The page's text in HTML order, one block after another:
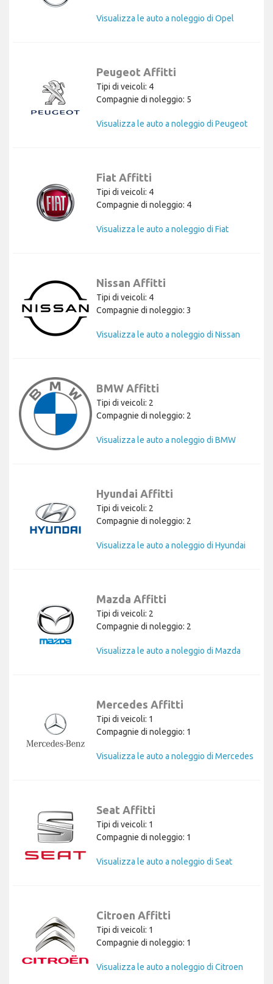
Visualizza le auto a noleggio di Opel
Peugeot Affitti
Tipi di veicoli: 4
Compagnie di noleggio: 5
Visualizza le auto a noleggio di Peugeot
Fiat Affitti
Tipi di veicoli: 4
Compagnie di noleggio: 4
Visualizza le auto a noleggio di Fiat
Nissan Affitti
Tipi di veicoli: 4
Compagnie di noleggio: 3
Visualizza le auto a noleggio di Nissan
BMW Affitti
Tipi di veicoli: 2
Compagnie di noleggio: 2
Visualizza le auto a noleggio di BMW
Hyundai Affitti
Tipi di veicoli: 2
Compagnie di noleggio: 2
Visualizza le auto a noleggio di Hyundai
Mazda Affitti
Tipi di veicoli: 2
Compagnie di noleggio: 2
Visualizza le auto a noleggio di Mazda
Mercedes Affitti
Tipi di veicoli: 1
Compagnie di noleggio: 1
Visualizza le auto a noleggio di Mercedes
Seat Affitti
Tipi di veicoli: 1
Compagnie di noleggio: 1
Visualizza le auto a noleggio di Seat
Citroen Affitti
Tipi di veicoli: 1
Compagnie di noleggio: 1
Visualizza le auto a noleggio di Citroen